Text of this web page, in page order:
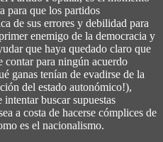
para que los partidos
de sus errores y debilidad para
enemigo de la democracia y
que haya quedado claro que
contar para ningún acuerdo
ganas tenían de evadirse de la
del estado autonómico!),
buscar supuestas
a costa de hacerse cómplices de
es el nacionalismo.